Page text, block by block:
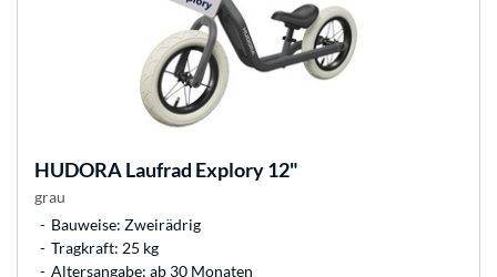
HUDORALaufrad Explory 12"
grau
Bauweise: Zweirädrig
Tragkraft: 25 kg
Altersangabe: ab 30 Monaten